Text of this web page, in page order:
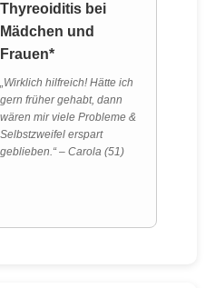
Thyreoiditis bei
Mädchen und
Frauen*
„Wirklich hilfreich! Hätte ich
gern früher gehabt, dann
wären mir viele Probleme &
Selbstzweifel erspart
geblieben.“ – Carola (51)